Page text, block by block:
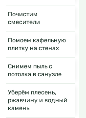
Почистим
смесители
Помоем кафельную
плитку на стенах
Снимем пыль с
потолка в санузле
Уберём плесень,
ржавчину и водный
камень